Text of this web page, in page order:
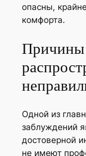
опасны,
комфорта.
Причины
Одной из
заблуждений
достоверной
не имеют